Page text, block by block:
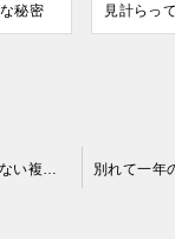
秘密
見計らっ
好きだけど復縁したくない複雑な男性心理を解説！煮え切らない元彼をあなたはどうリードする？